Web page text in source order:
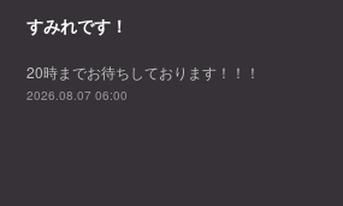
すみれです！
20時までお待ちしております！！！
2026.08.07 06:00